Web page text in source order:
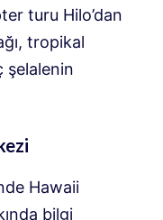
turu Hilo’dan
tropikal
şelalenin
Hawaii
bilgi